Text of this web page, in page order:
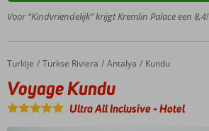
en glijbanen
teenagclub
kinderen
Ruim
sportaanbod
en een Spa
Voor “Kindvriendelijk” krijgt Kremlin Palace een 8,4!
Home
Turkije Turkse Riviera Antalya Kundu
Voyage Kundu
Voyage Kundu
Ultra All Inclusive-Hotel